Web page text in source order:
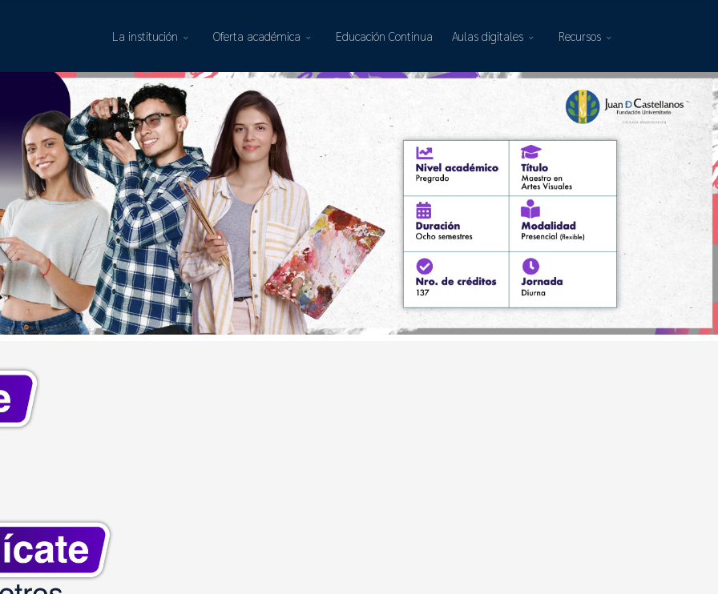
La institución Oferta académica Educación Continua Aulas digitales Recursos